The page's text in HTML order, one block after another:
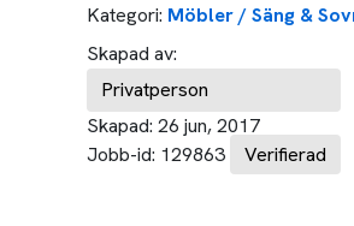
Kategori: Möbler / Säng &
Skapad av:
Privatperson
Skapad: 26 jun, 2017
Jobb-id: 129863 Verifierad